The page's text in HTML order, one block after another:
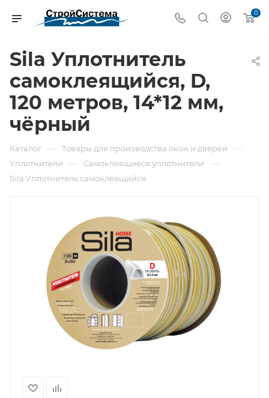
0
Sila Уплотнитель
самоклеящийся, D,
120 метров, 14*12 мм,
чёрный
Каталог — Товары для производства окон и дверей —
Уплотнители — Самоклеящиеся уплотнители —
Sila Уплотнитель самоклеящийся